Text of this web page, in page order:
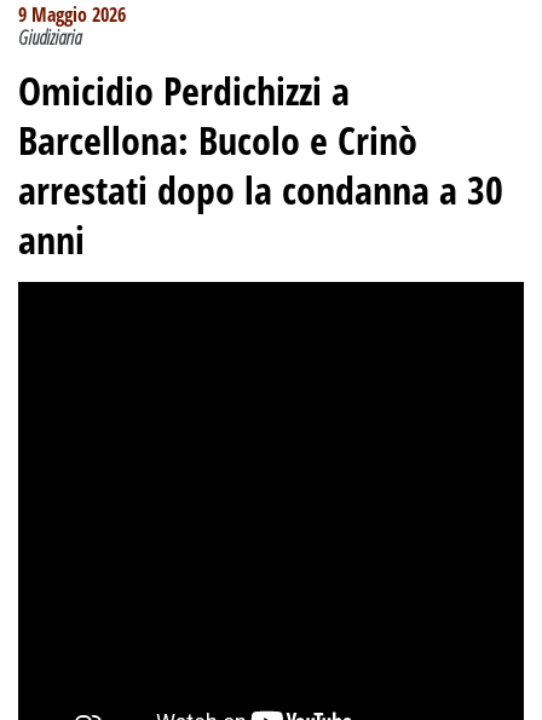
9 Maggio 2026
Giudiziaria
Omicidio Perdichizzi a
Barcellona: Bucolo e Crinò
arrestati dopo la condanna a 30
anni